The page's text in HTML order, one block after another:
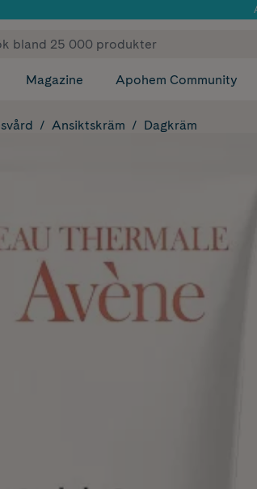
✓ Fri frakt
Magazine Apohem Community
Ansiktskräm Dagkräm